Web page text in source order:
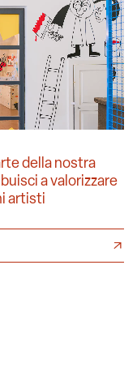
della nostra
a valorizzare
artisti